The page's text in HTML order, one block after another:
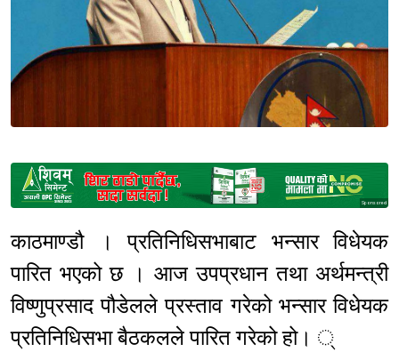
Sponsored
काठमाण्डौ । प्रतिनिधिसभाबाट भन्सार विधेयक
पारित भएको छ । आज उपप्रधान तथा अर्थमन्त्री
विष्णुप्रसाद पौडेलले प्रस्ताव गरेको भन्सार विधेयक
प्रतिनिधिसभा बैठकलले पारित गरेको हो। ्